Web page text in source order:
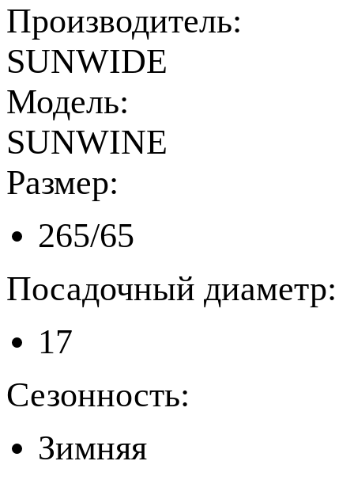
Производитель:
SUNWIDE
Модель:
SUNWINE
Размер:
265/65
Посадочный диаметр:
17
Сезонность:
Зимняя